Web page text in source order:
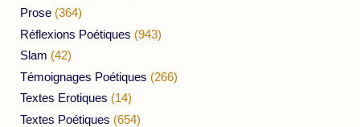
Prose (364)
Réflexions Poétiques (943)
Slam (42)
Témoignages Poétiques (266)
Textes Erotiques (14)
Textes Poétiques (654)